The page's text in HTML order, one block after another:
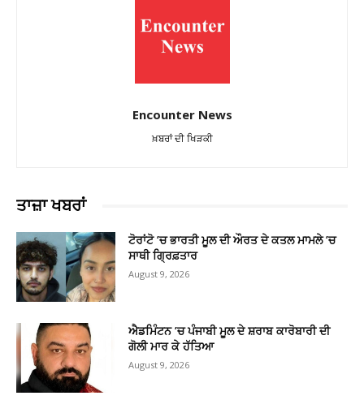
Encounter News
ਖ਼ਬਰਾਂ ਦੀ ਖਿੜਕੀ
ਤਾਜ਼ਾ ਖਬਰਾਂ
ਟੋਰਾਂਟੋ ’ਚ ਭਾਰਤੀ ਮੂਲ ਦੀ ਔਰਤ ਦੇ ਕਤਲ ਮਾਮਲੇ ’ਚ
ਸਾਥੀ ਗ੍ਰਿਫ਼ਤਾਰ
August 9, 2026
ਐਡਮਿੰਟਨ ’ਚ ਪੰਜਾਬੀ ਮੂਲ ਦੇ ਸ਼ਰਾਬ ਕਾਰੋਬਾਰੀ ਦੀ
ਗੋਲੀ ਮਾਰ ਕੇ ਹੱਤਿਆ
August 9, 2026